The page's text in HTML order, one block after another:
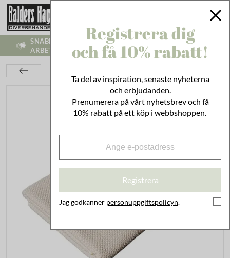
SNABB LEVERANS - VI SKICKR INOM 1-3
ARBETSDAGAR
Registrera dig
och få 10% rabatt!
Ta del av inspiration, senaste nyheterna
och erbjudanden.
Prenumerera på vårt nyhetsbrev och få
10% rabatt på ett köp i webbshoppen.
Registrera
Jag godkänner personuppgiftspolicyn.